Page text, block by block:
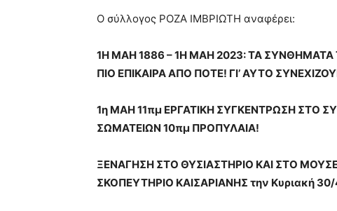
blonde
hot
cam
brandi
lyons
you
meaning
Ο σύλλογος ΡΟΖΑ ΙΜΒΡΙΩΤΗ αναφέρει:
1Η ΜΑΗ 1886 – 1Η ΜΑΗ 2023: ΤΑ
ΠΙΟ ΕΠΙΚΑΙΡΑ ΑΠΟ ΠΟΤΕ! ΓΙ’ ΑΥΤΟ
1η ΜΑΗ 11πμ ΕΡΓΑΤΙΚΗ ΣΥΓΚΕΝΤΡΩΣΗ ΣΤΟ
ΣΩΜΑΤΕΙΩΝ 10πμ ΠΡΟΠΥΛΑΙΑ!
ΞΕΝΑΓΗΣΗ ΣΤΟ ΘΥΣΙΑΣΤΗΡΙΟ ΚΑΙ ΣΤΟ
ΣΚΟΠΕΥΤΗΡΙΟ ΚΑΙΣΑΡΙΑΝΗΣ την Κυριακή 30/